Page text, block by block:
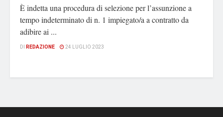
È indetta una procedura di selezione per l’assunzione a
tempo indeterminato di n. 1 impiegato/a a contratto da
adibire ai ...
DI REDAZIONE 24 LUGLIO 2023